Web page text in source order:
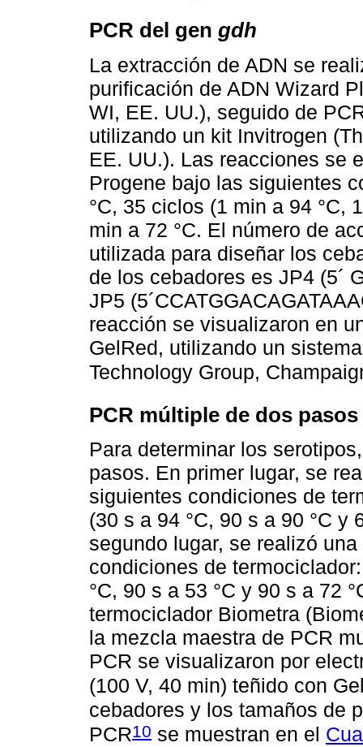
PCR del gen gdh
La extracción de ADN se
purificación de ADN Wizard
WI, EE. UU.), seguido de
utilizando un kit Invitrogen
EE. UU.). Las reacciones se
Progene bajo las siguientes
°C, 35 ciclos (1 min a 94 °C,
min a 72 °C. El número de
utilizada para diseñar los
de los cebadores es JP4 (5´
JP5
reacción se visualizaron en
GelRed, utilizando un
Technology Group,
PCR múltiple de dos pasos
Para determinar los
pasos. En primer lugar, se
siguientes condiciones de
(30 s a 94 °C, 90 s a 90 °C y
segundo lugar, se realizó
condiciones de
°C, 90 s a 53 °C y 90 s a 72
termociclador Biometra
la mezcla maestra de PCR
PCR se visualizaron por
(100 V, 40 min) teñido con
cebadores y los tamaños de
PCR10 se muestran en el